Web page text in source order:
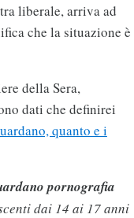
liberale, arriva ad
che la situazione è
della Sera,
dati che definirei
quanto e i
pornografia
dai 14 ai 17 anni